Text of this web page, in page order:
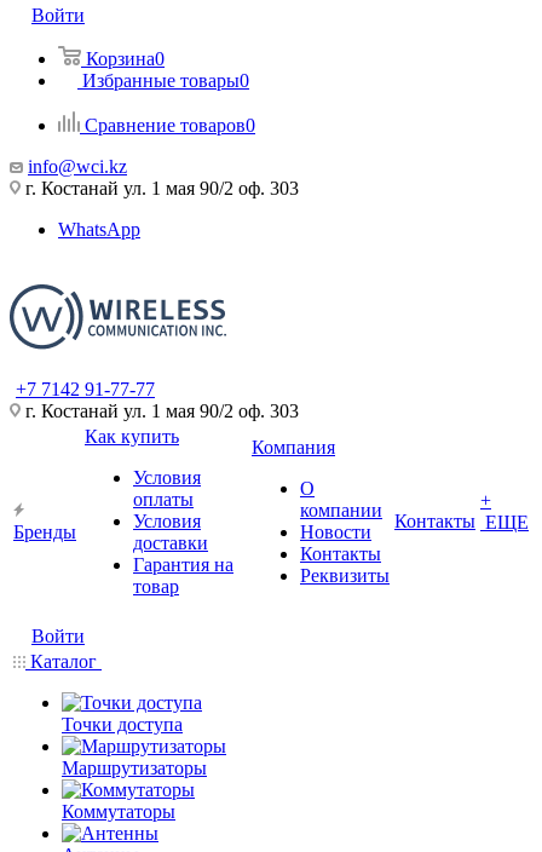
Войти
Корзина0
Избранные товары0
Сравнение товаров0
info@wci.kz
г. Костанай ул. 1 мая 90/2 оф. 303
WhatsApp
+7 7142 91-77-77
г. Костанай ул. 1 мая 90/2 оф. 303
Бренды
Как купить
Условия
оплаты
Условия
доставки
Гарантия на
товар
Компания
О
компании
Новости
Контакты
Реквизиты
Контакты
+
ЕЩЕ
Войти
Каталог
Точки доступа
Маршрутизаторы
Коммутаторы